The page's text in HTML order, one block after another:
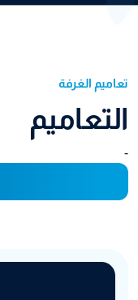
تعاميم الغرفة
التعاميم
-